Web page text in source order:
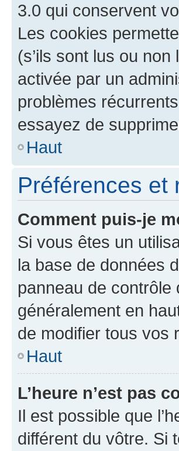
3.0 qui conservent
Les cookies
(s’ils sont lus ou
activée par un
problèmes
essayez de
Haut
Préférences et
Comment puis-je
Si vous êtes un
la base de données
panneau de contrôle
généralement en
de modifier tous vos
Haut
L’heure n’est pas
Il est possible que
différent du vôtre. Si